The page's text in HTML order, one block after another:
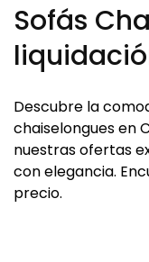
C
o
l
e
c
ó
n
:
Sofás
Descubre la
chaiselongues en
nuestras ofertas
con elegancia.
precio.